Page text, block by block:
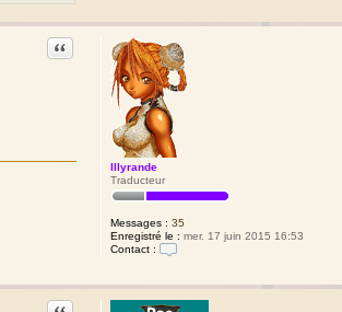
l
Illyrande
Traducteur
Messages : 35
Enregistré le : mer. 17 juin 2015 16:53
Contact :
n
t
Citation
Citation